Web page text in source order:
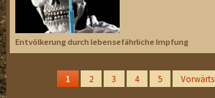
Entvölkerung durch lebensefährliche Impfung
1
2 3 4 5 Vorwärts